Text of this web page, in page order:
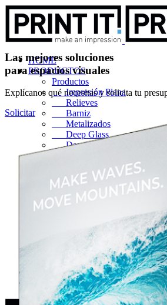
HOME
PRODUCTOS
Productos
Impresión Plana
Relieves
Barniz
Metalizados
Deep Glass
Day & Night
Lightbox Dinámico
Totem
Forros
Friso
Banner
Lámparas y Techos
Proyectos Especiales
SERVICIOS
CONTACTO
Las mejores soluciones
para espacios visuales
Explícanos qué necesitas y solicita tu
Solicitar